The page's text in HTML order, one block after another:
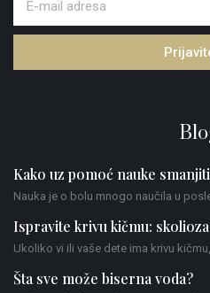
Kako uz pomoć nauke
Nauka je o bolu mnogo naučila u
Ispravite krivu kičmu:
Ukoliko vi ili vaše dete ima krivu
Šta sve može biserna voda?